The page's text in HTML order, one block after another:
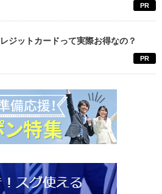
PR
ジットカードって実際お得なの？
PR